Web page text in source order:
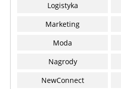
Logistyka
Marketing
Moda
Nagrody
NewConnect